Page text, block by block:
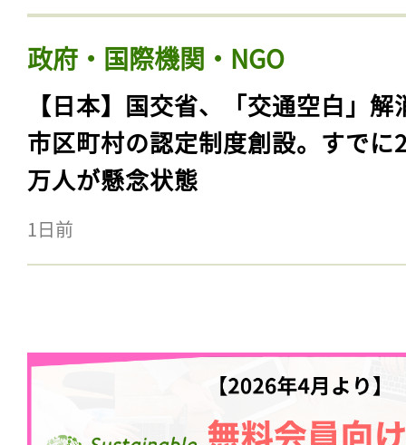
政府・国際機関・NGO
【日本】国交省、「交通空白」解
市区町村の認定制度創設。すでに
万人が懸念状態
1日前